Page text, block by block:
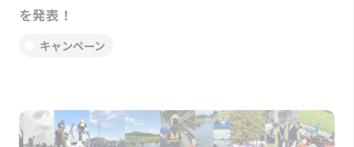
を発表！
キャンペーン